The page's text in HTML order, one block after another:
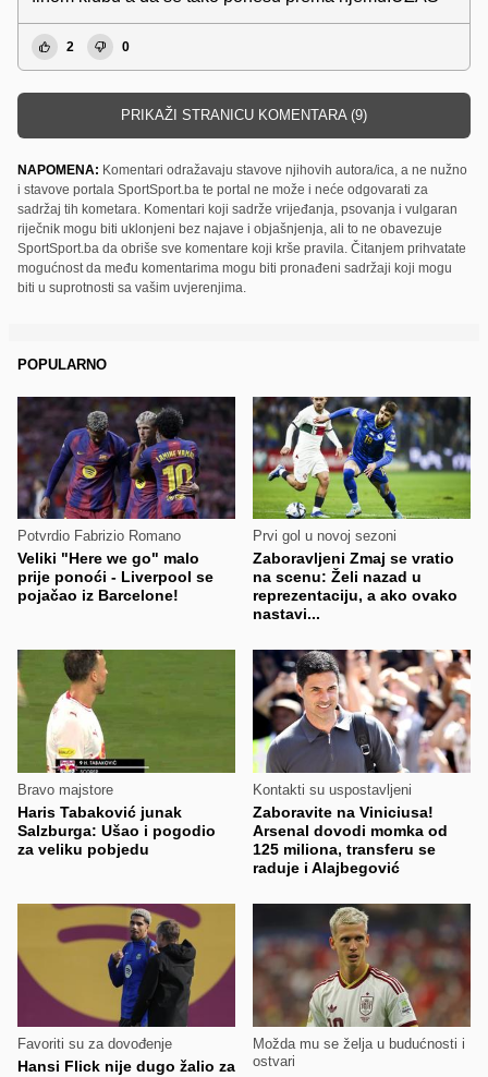
2 0
PRIKAŽI STRANICU KOMENTARA (9)
NAPOMENA: Komentari odražavaju stavove njihovih autora/ica, a ne nužno
i stavove portala SportSport.ba te portal ne može i neće odgovarati za
sadržaj tih kometara. Komentari koji sadrže vrijeđanja, psovanja i vulgaran
riječnik mogu biti uklonjeni bez najave i objašnjenja, ali to ne obavezuje
SportSport.ba da obriše sve komentare koji krše pravila. Čitanjem prihvatate
mogućnost da među komentarima mogu biti pronađeni sadržaji koji mogu
biti u suprotnosti sa vašim uvjerenjima.
POPULARNO
Potvrdio Fabrizio Romano
Veliki "Here we go" malo
prije ponoći - Liverpool se
pojačao iz Barcelone!
Prvi gol u novoj sezoni
Zaboravljeni Zmaj se vratio
na scenu: Želi nazad u
reprezentaciju, a ako ovako
nastavi...
Bravo majstore
Haris Tabaković junak
Salzburga: Ušao i pogodio
za veliku pobjedu
Kontakti su uspostavljeni
Zaboravite na Viniciusa!
Arsenal dovodi momka od
125 miliona, transferu se
raduje i Alajbegović
Favoriti su za dovođenje
Hansi Flick nije dugo žalio za
Možda mu se želja u budućnosti i
ostvari